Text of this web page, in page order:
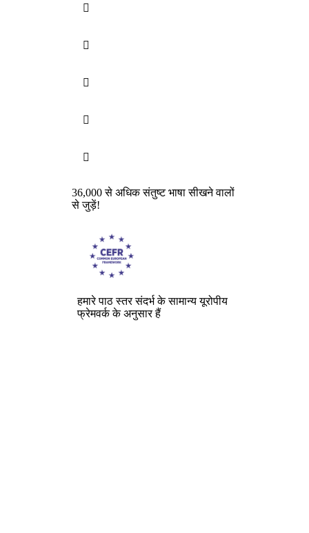





36,000 से अधिक संतुष्ट भाषा सीखने वालों
से जुड़ें!
हमारे पाठ स्तर संदर्भ के सामान्य यूरोपीय
फ्रेमवर्क के अनुसार हैं